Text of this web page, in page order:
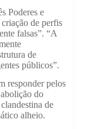
Poderes e
de perfis
falsas”. “A
de
públicos”.
responder pelos
do
de
alheio.